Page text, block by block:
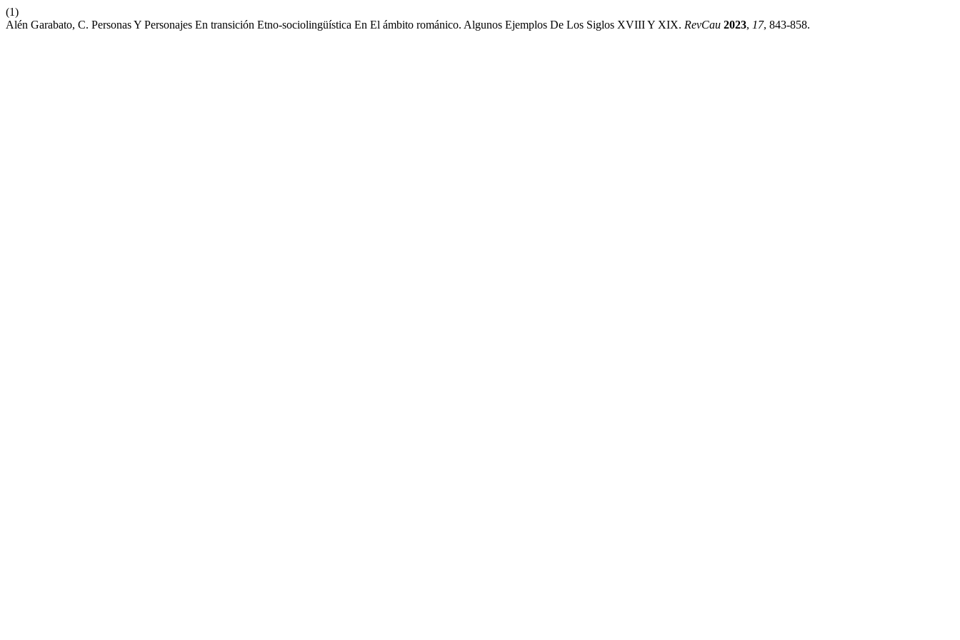
(1)
Alén Garabato, C. Personas Y Personajes En transición Etno-sociolingüística En El ámbito románico. Algunos Ejemplos De Los Siglos XVIII Y XIX. RevCau 2023, 17, 843-858.